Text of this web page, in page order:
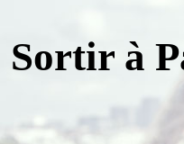
Sortir à